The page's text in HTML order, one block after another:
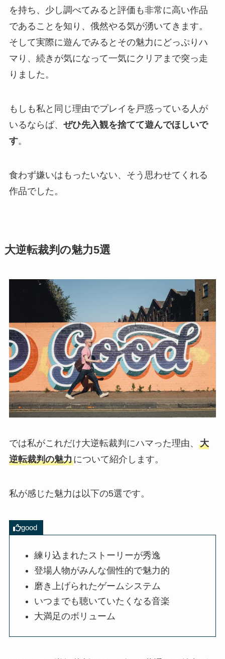
を持ち、少し調べてみると評価も非常に高い作品
であることを知り、俄然やる気が湧いてきます。
そして実際に遊んでみるとその魅力にどっぷりハ
マり、続きが気になって一気にクリアまで突っ走
りました。
もしも私と同じ理由でプレイを戸惑っている人が
いるならば、 ぜひ先入観を捨てて遊んでほしいで
す。
食わず嫌いはもったいない、そう思わせてくれる
作品でした。
大逆転裁判の魅力5選
では私がこれだけ大逆転裁判にハマった理由、 大
逆転裁判の魅力について紹介します。
私が感じた魅力は以下の5選です。
good
練り込まれたストーリーが秀逸
登場人物がみんな個性的で魅力的
磨き上げられたゲームシステム
いつまでも聴いていたくなる音楽
大満足のボリューム